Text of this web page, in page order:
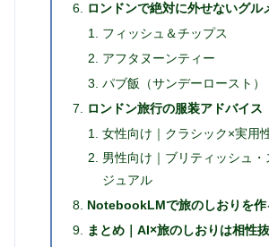
ロンドンで絶対に外せないグル
フィッシュ＆チップス
アフタヌーンティー
パブ飯（サンデーロースト）
ロンドン旅行の服装アドバイス
女性向け｜クラシック×実用
男性向け｜ブリティッシュ・
ジュアル
NotebookLMで旅のしおりを作
まとめ｜AI×旅のしおりは相性